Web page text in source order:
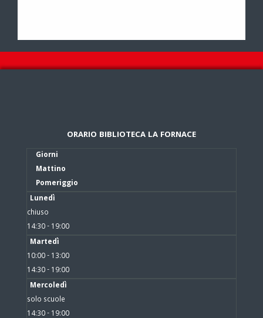
ORARIO BIBLIOTECA LA FORNACE
Giorni
Mattino
Pomeriggio
Lunedì
chiuso
14:30 - 19:00
Martedì
10:00 - 13:00
14:30 - 19:00
Mercoledì
solo scuole
14:30 - 19:00